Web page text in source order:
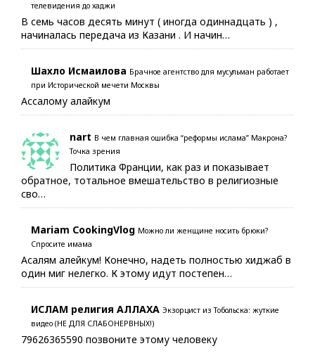
телевидения до хаджи
В семь часов десять минут ( иногда одиннадцать ) ,
начиналась передача из Казани . И начин…
Шахло Исмаилова Брачное агентство для мусульман работает
при Исторической мечети Москвы
Ассалому алайкум
nart В чем главная ошибка “реформы ислама” Макрона?
Точка зрения
Политика Франции, как раз и показывает
обратное, тотальное вмешательство в религиозные
сво…
Mariam CookingVlog Можно ли женщине носить брюки?
Спросите имама
Асалям алейкум! Конечно, надеть полностью хиджаб в
один миг нелегко. К этому идут постепен…
ИСЛАМ религия АЛЛАХА Экзорцист из Тобольска: жуткие
видео (НЕ ДЛЯ СЛАБОНЕРВНЫХ!)
79626365590 позвоните этому человеку